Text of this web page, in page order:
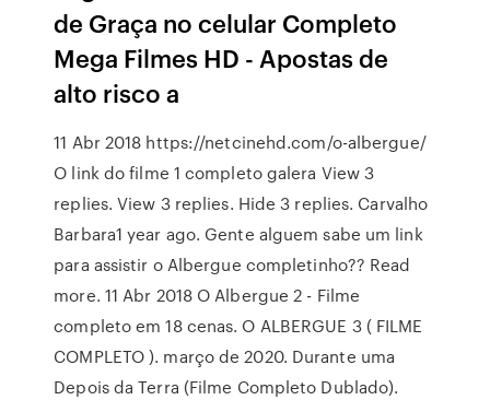
de Graça no celular Completo
Mega Filmes HD - Apostas de
alto risco a
11 Abr 2018 https://netcinehd.com/o-albergue/
O link do filme 1 completo galera View 3
replies. View 3 replies. Hide 3 replies. Carvalho
Barbara1 year ago. Gente alguem sabe um link
para assistir o Albergue completinho?? Read
more. 11 Abr 2018 O Albergue 2 - Filme
completo em 18 cenas. O ALBERGUE 3 ( FILME
COMPLETO ). março de 2020. Durante uma
Depois da Terra (Filme Completo Dublado).